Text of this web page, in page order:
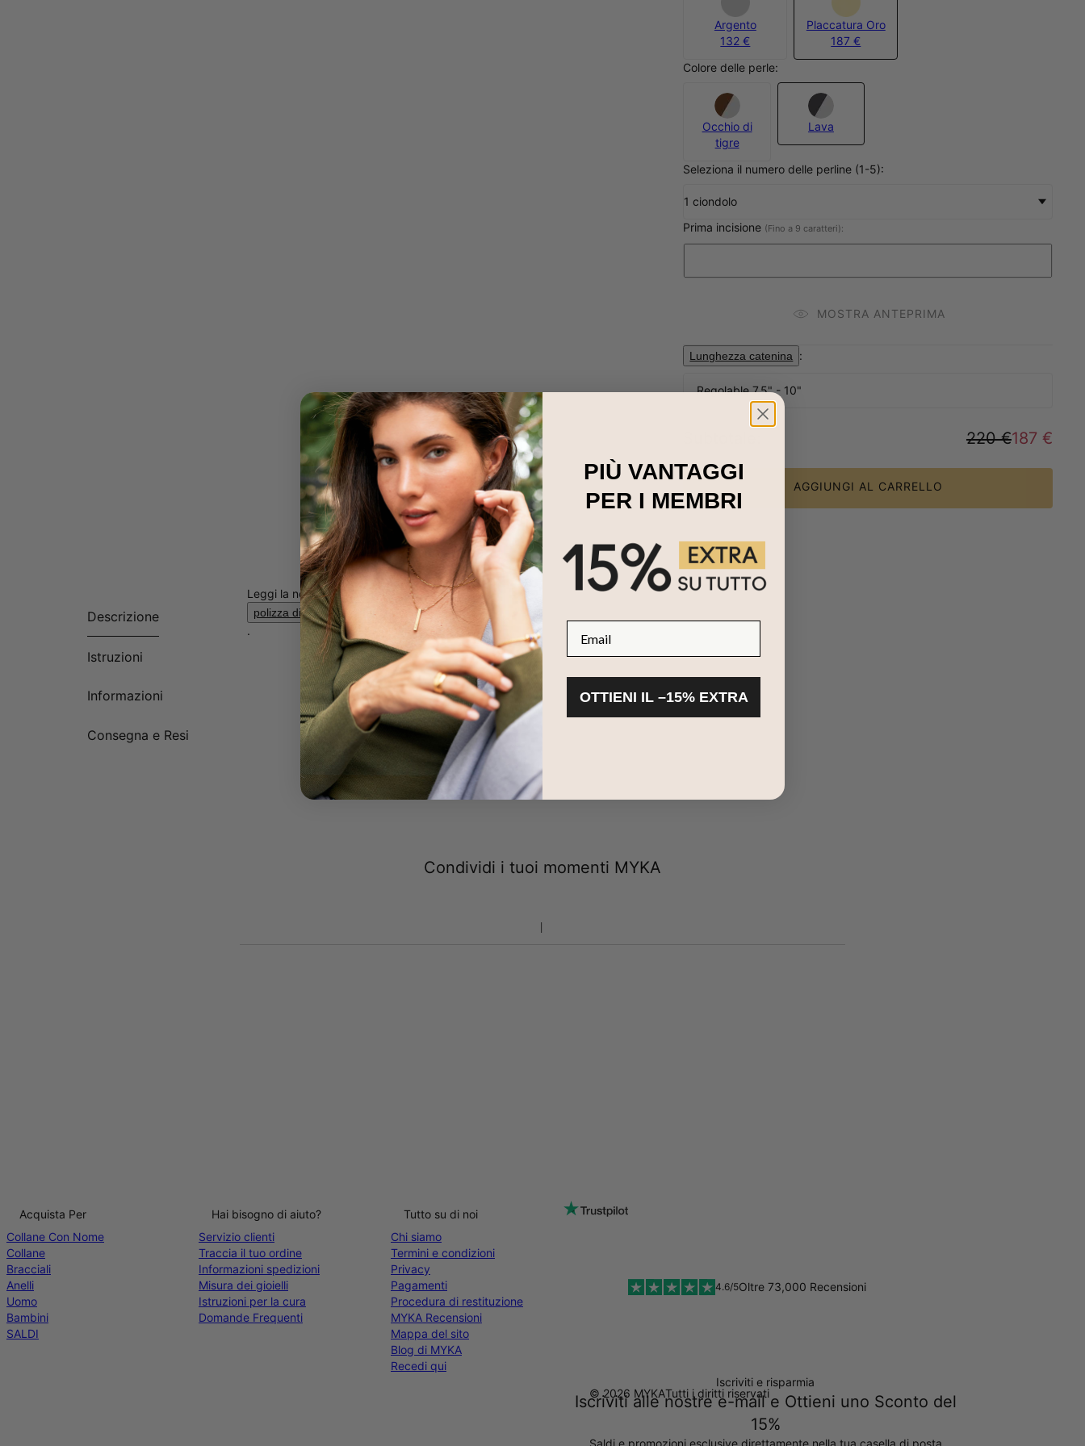
Argento
132 €
Placcatura Oro
187 €
Colore delle perle:
Occhio di
tigre
Lava
Seleziona il numero delle perline (1-5):
1 ciondolo
Prima incisione (Fino a 9 caratteri):
MOSTRA ANTEPRIMA
Lunghezza catenina :
Regolable 7.5" - 10"
220 €187 €
AGGIUNGI AL CARRELLO
Descrizione
Istruzioni
Informazioni
Consegna e Resi
Leggi la nostra
polizza di incolumità per i bambini
.
Condividi i tuoi momenti MYKA
Iscriviti e risparmia
Iscriviti alle nostre e-mail e Ottieni uno Sconto del
15%
Saldi e promozioni esclusive direttamente nella tua casella di posta
Acquista Per
Collane Con Nome
Collane
Bracciali
Anelli
Uomo
Bambini
SALDI
Hai bisogno di aiuto?
Servizio clienti
Traccia il tuo ordine
Informazioni spedizioni
Misura dei gioielli
Istruzioni per la cura
Domande Frequenti
Tutto su di noi
Chi siamo
Termini e condizioni
Privacy
Pagamenti
Procedura di restituzione
MYKA Recensioni
Mappa del sito
Blog di MYKA
Recedi qui
4.6/5Oltre 73,000 Recensioni
© 2026 MYKATutti i diritti riservati
PIÙ VANTAGGI
PER I MEMBRI
OTTIENI IL –15% EXTRA